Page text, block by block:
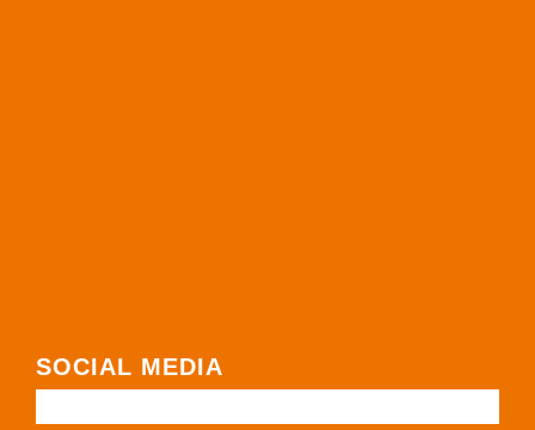
SOCIAL MEDIA